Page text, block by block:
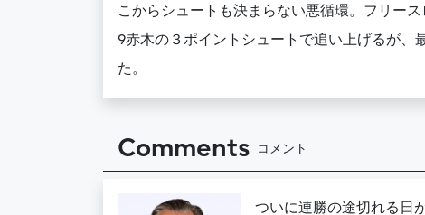
こからシュートも決まらない悪循環。フリー
9赤木の３ポイントシュートで追い上げるが、
た。
Comments コメント
ついに連勝の途切れる日